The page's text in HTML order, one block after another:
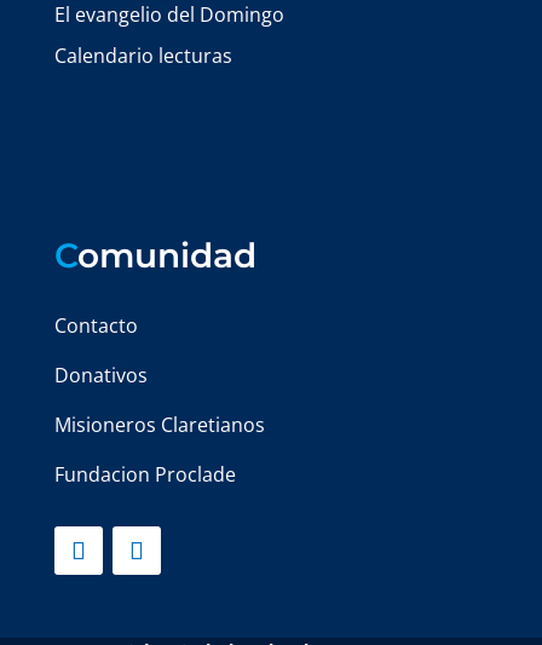
El evangelio del Domingo
Calendario lecturas
Comunidad
Contacto
Donativos
Misioneros Claretianos
Fundacion Proclade